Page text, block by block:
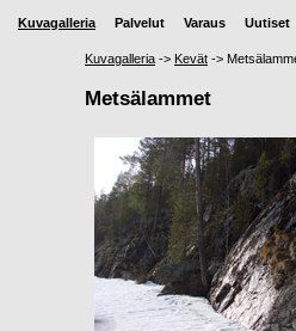
Kuvagalleria Palvelut Varaus Uutiset
Kuvagalleria -> Kevät ->
Metsälammet